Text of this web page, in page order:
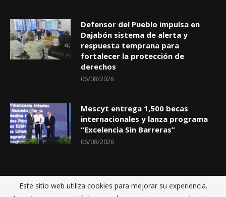
Defensor del Pueblo impulsa en
Dajabón sistema de alerta y
respuesta temprana para
fortalecer la protección de
derechos
06/08/2026
Mescyt entrega 1,500 becas
internacionales y lanza programa
“Excelencia Sin Barreras”
06/08/2026
Inicio Políticas de privacidad Sobre nosotros Contactos
Este sitio web utiliza cookies para mejorar su experiencia.